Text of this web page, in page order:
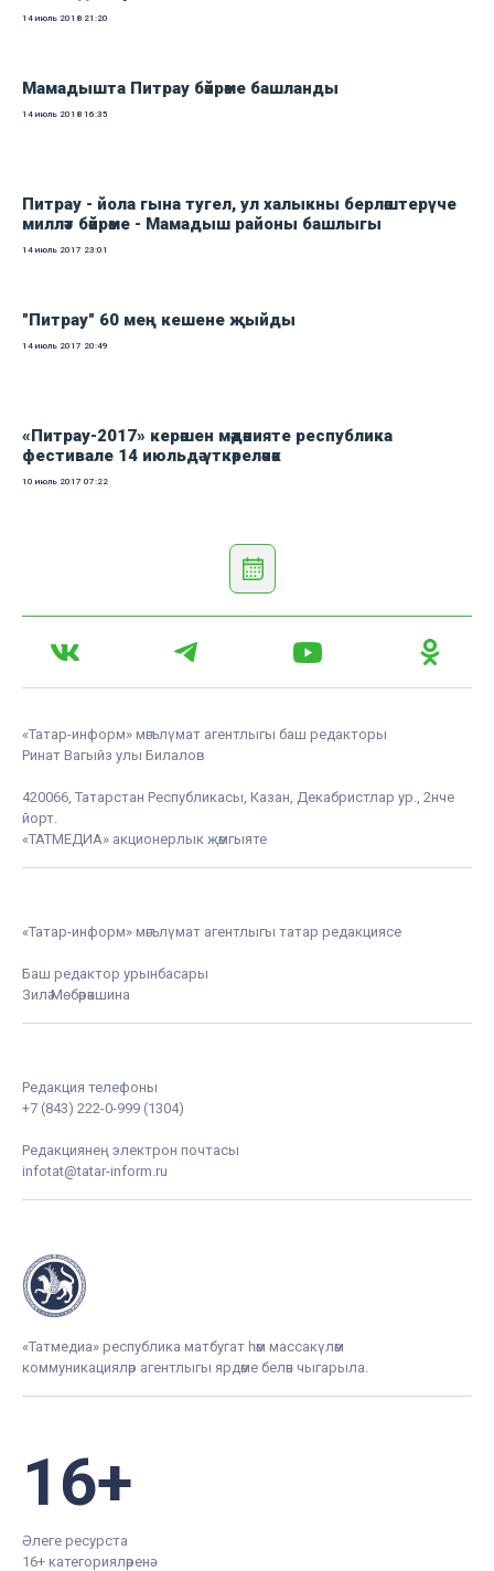
14 июль 2018 21:20
Мамадышта Питрау бәйрәме башланды
14 июль 2018 16:35
Питрау - йола гына тугел, ул халыкны берләштерүче
милләт бәйрәме - Мамадыш районы башлыгы
14 июль 2017 23:01
"Питрау" 60 мең кешене җыйды
14 июль 2017 20:49
«Питрау-2017» керәшен мәдәнияте республика
фестивале 14 июльдә үткәреләчәк
10 июль 2017 07:22
«Татар-информ» мәгълүмат агентлыгы баш редакторы
Ринат Вагыйз улы Билалов
420066, Татарстан Республикасы, Казан, Декабристлар ур., 2нче
йорт.
«ТАТМЕДИА» акционерлык җәмгыяте
«Татар-информ» мәгълүмат агентлыгы татар редакциясе
Баш редактор урынбасары
Зилә Мөбәрәкшина
Редакция телефоны
+7 (843) 222-0-999 (1304)
Редакциянең электрон почтасы
infotat@tatar-inform.ru
«Татмедиа» республика матбугат һәм массакүләм
коммуникацияләр агентлыгы ярдәме белән чыгарыла.
16+
Әлеге ресурста
16+ категорияләренә